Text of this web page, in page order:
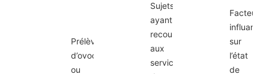
Prélèvement
d’ovocytes
ou
Sujets
ayant
recours
aux
services
Facteurs
influant
sur
l’état
de